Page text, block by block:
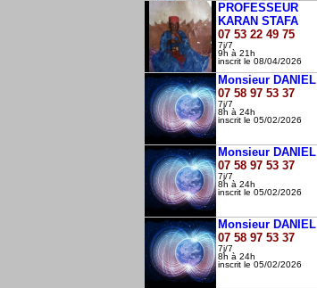
PROFESSEUR
KARAN STAFA
07 53 22 49 75
7j/7
9h à 21h
inscrit le 08/04/2026
Monsieur DANIEL
07 58 97 53 37
7j/7
8h à 24h
inscrit le 05/02/2026
Monsieur DANIEL
07 58 97 53 37
7j/7
8h à 24h
inscrit le 05/02/2026
Monsieur DANIEL
07 58 97 53 37
7j/7
8h à 24h
inscrit le 05/02/2026